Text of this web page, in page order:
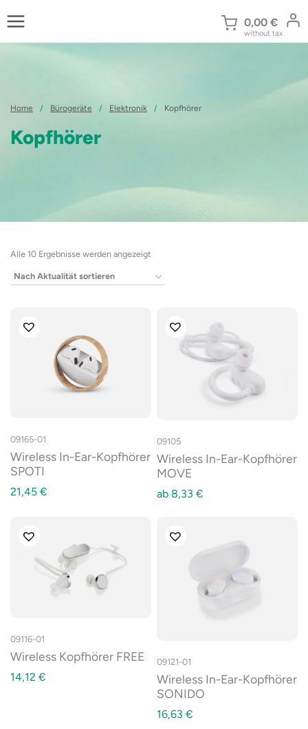
Inhalt
0,00 €
without tax
Home / Bürogeräte / Elektronik / Kopfhörer
Kopfhörer
Alle 10 Ergebnisse werden angezeigt
Aktualität
09165-01
Wireless In-Ear-Kopfhörer
SPOTI
21,45 €
09105
Wireless In-Ear-Kopfhörer
MOVE
ab 8,33 €
09116-01
Wireless Kopfhörer FREE
14,12 €
09121-01
Wireless In-Ear-Kopfhörer
SONIDO
16,63 €